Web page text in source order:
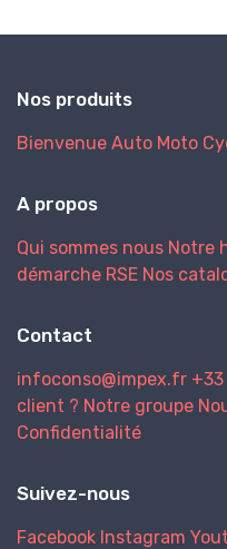
Nos produits
Bienvenue Auto Moto
A propos
Qui sommes nous Notre
démarche RSE Nos
Contact
infoconso@impex.fr
client ? Notre groupe
Confidentialité
Suivez-nous
Facebook Instagram